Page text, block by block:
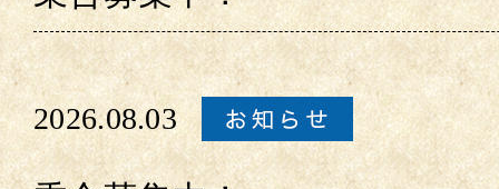
2026.08.03